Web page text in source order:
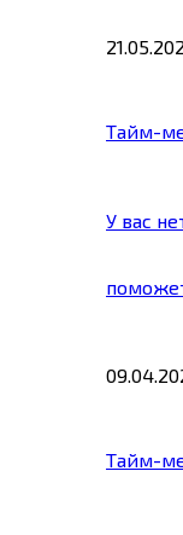
Тайм-
У вас
Тайм-